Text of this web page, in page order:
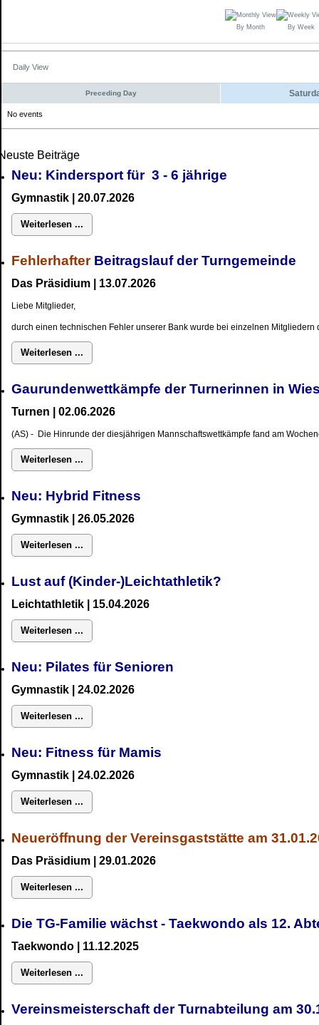
By Month By Week
Daily View
Preceding Day
No events
Beiträge
Neu: Kindersport für 3 - 6 jährige
Gymnastik | 20.07.2026
Weiterlesen ...
FehlerhafterBeitragslauf der Turngemeinde
Das Präsidium | 13.07.2026
Liebe Mitglieder,
durch einen technischen Fehler unserer Bank wurde bei einzelnen
Weiterlesen ...
Gaurundenwettkämpfe der Turnerinnen in
Turnen | 02.06.2026
(AS) - Die Hinrunde der diesjährigen Mannschaftswettkämpfe fand am
Weiterlesen ...
Neu: Hybrid Fitness
Gymnastik | 26.05.2026
Weiterlesen ...
Lust auf (Kinder-)Leichtathletik?
Leichtathletik | 15.04.2026
Weiterlesen ...
Neu: Pilates für Senioren
Gymnastik | 24.02.2026
Weiterlesen ...
Neu: Fitness für Mamis
Gymnastik | 24.02.2026
Weiterlesen ...
Neueröffnung der Vereinsgaststätte am
Das Präsidium | 29.01.2026
Weiterlesen ...
Die TG-Familie wächst - Taekwondo als 12.
Taekwondo | 11.12.2025
Weiterlesen ...
Vereinsmeisterschaft der Turnabteilung am